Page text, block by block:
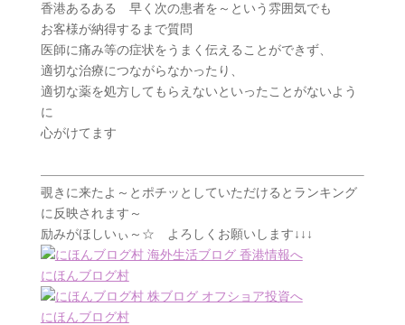
香港あるある 早く次の患者を～という雰囲気でも
お客様が納得するまで質問
医師に痛み等の症状をうまく伝えることができず、
適切な治療につながらなかったり、
適切な薬を処方してもらえないといったことがないよう
に
心がけてます
覗きに来たよ～とポチッとしていただけるとランキング
に反映されます～
励みがほしいぃ～☆ よろしくお願いします↓↓↓
にほんブログ村
にほんブログ村